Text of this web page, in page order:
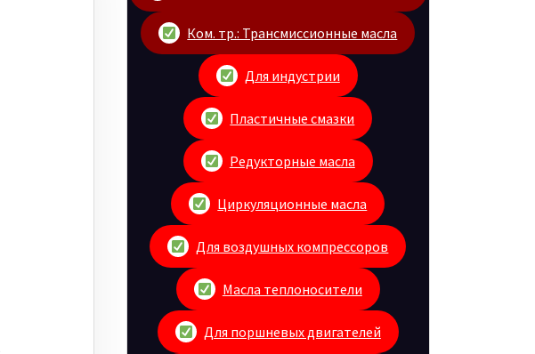
Ком. тр.: Трансмиссионные масла
Для индустрии
Пластичные смазки
Редукторные масла
Циркуляционные масла
Для воздушных компрессоров
Масла теплоносители
Для поршневых двигателей